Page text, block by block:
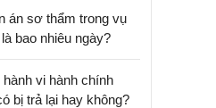
án sơ thẩm trong vụ
bao nhiêu ngày?
vi hành chính
bị trả lại hay không?